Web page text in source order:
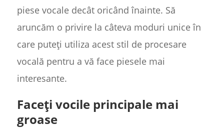
piese vocale decât oricând înainte. Să
aruncăm o privire la câteva moduri unice în
care puteți utiliza acest stil de procesare
vocală pentru a vă face piesele mai
interesante.
Faceți vocile principale mai
groase